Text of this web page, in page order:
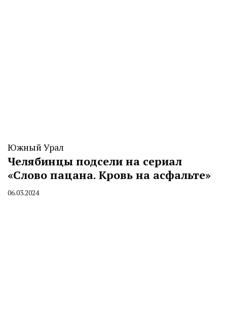
Южный Урал
Челябинцы подсели на сериал
«Слово пацана. Кровь на асфальте»
By
06.03.2024